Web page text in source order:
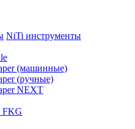
NiTi инструменты
(машинные)
(ручные)
NEXT
FKG